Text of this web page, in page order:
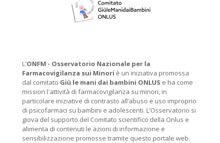
L'ONFM - Osservatorio Nazionale per la
Farmacovigilanza sui Minori è un iniziativa promossa
dal comitato Giù le mani dai bambini ONLUS e ha come
mission l'attività di farmacovigilanza su minori, in
particolare iniziative di contrasto all’abuso e uso improprio
di psicofarmaci su bambini e adolescenti. L’Osservatorio si
giova del supporto del Comitato scientifico della Onlus e
alimenta di contenuti le azioni di informazione e
sensibilizzazione promosse tramite questo portale web.